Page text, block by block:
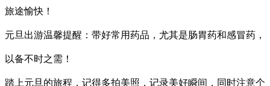
旅途愉快！
元旦出游温馨提醒：带好常用药品，尤其是肠胃药和感冒药，
以备不时之需！
踏上元旦的旅程，记得多拍美照，记录美好瞬间，同时注意个